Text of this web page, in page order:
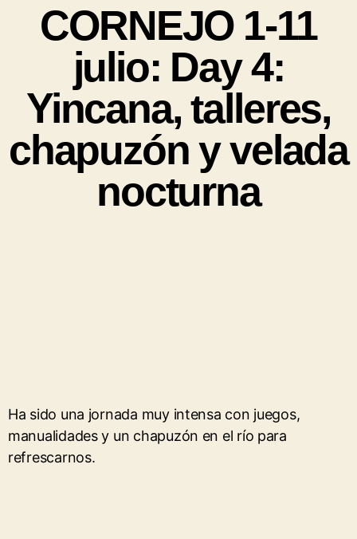
CORNEJO 1-11
julio: Day 4:
Yincana, talleres,
chapuzón y velada
nocturna
Ha sido una jornada muy intensa con juegos,
manualidades y un chapuzón en el río para
refrescarnos.